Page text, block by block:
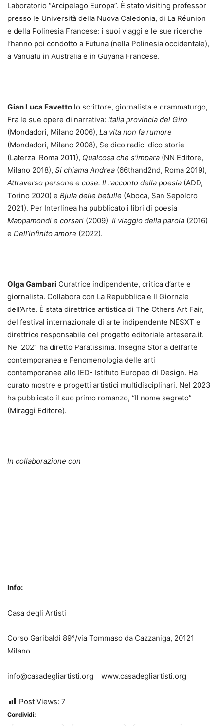
Laboratorio “Arcipelago Europa”. È stato visiting professor
presso le Università della Nuova Caledonia, di La Réunion
e della Polinesia Francese: i suoi viaggi e le sue ricerche
l’hanno poi condotto a Futuna (nella Polinesia occidentale),
a Vanuatu in Australia e in Guyana Francese.
Gian Luca Favetto lo scrittore, giornalista e drammaturgo,
Fra le sue opere di narrativa: Italia provincia del Giro
(Mondadori, Milano 2006), La vita non fa rumore
(Mondadori, Milano 2008), Se dico radici dico storie
(Laterza, Roma 2011), Qualcosa che s’impara (NN Editore,
Milano 2018), Si chiama Andrea (66thand2nd, Roma 2019),
Attraverso persone e cose. Il racconto della poesia (ADD,
Torino 2020) e Bjula delle betulle (Aboca, San Sepolcro
2021). Per Interlinea ha pubblicato i libri di poesia
Mappamondi e corsari (2009), Il viaggio della parola (2016)
e Dell’infinito amore (2022).
Olga Gambari Curatrice indipendente, critica d’arte e
giornalista. Collabora con La Repubblica e Il Giornale
dell’Arte. È stata direttrice artistica di The Others Art Fair,
del festival internazionale di arte indipendente NESXT e
direttrice responsabile del progetto editoriale artesera.it.
Nel 2021 ha diretto Paratissima. Insegna Storia dell’arte
contemporanea e Fenomenologia delle arti
contemporanee allo IED- Istituto Europeo di Design. Ha
curato mostre e progetti artistici multidisciplinari. Nel 2023
ha pubblicato il suo primo romanzo, “Il nome segreto”
(Miraggi Editore).
In collaborazione con
Info:
Casa degli Artisti
Corso Garibaldi 89°/via Tommaso da Cazzaniga, 20121
Milano
info@casadegliartisti.org www.casadegliartisti.org
Post Views: 7
Condividi: